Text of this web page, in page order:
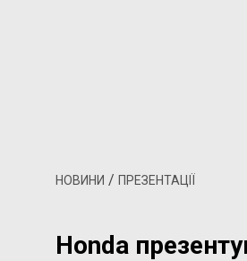
НОВИНИ / ПРЕЗЕНТАЦІЇ
Honda